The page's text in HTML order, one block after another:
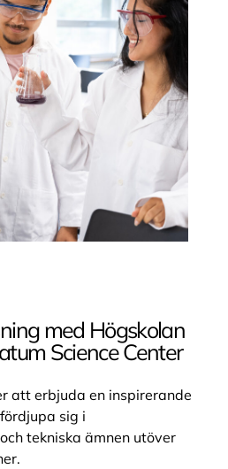
lär­lings­ut­bild­ning
programmet (ITU)
utbildningar
(LIU)
(NIU)
gymnasieskola
med Högskolan
Science Center
att erbjuda en inspirerande
sig i
tekniska ämnen utöver